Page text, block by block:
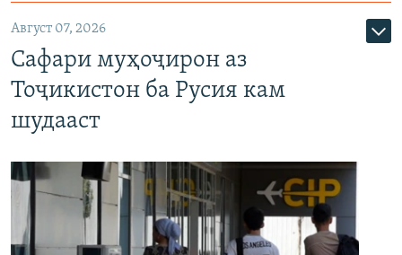
Август 07, 2026
Сафари муҳоҷирон аз
Тоҷикистон ба Русия кам
шудааст